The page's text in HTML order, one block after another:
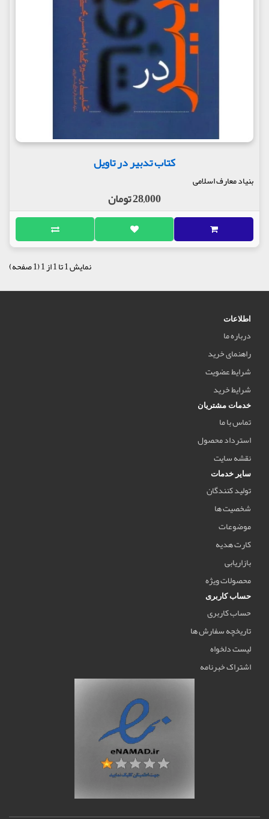
کتاب تدبیر در تاویل
بنیاد معارف اسلامی
28,000 تومان
نمایش 1 تا 1 از 1 (1 صفحه)
اطلاعات
درباره ما
راهنمای خرید
شرایط عضویت
شرایط خرید
خدمات مشتریان
تماس با ما
استرداد محصول
نقشه سایت
سایر خدمات
تولید کنندگان
شخصیت ها
موضوعات
کارت هدیه
بازاریابی
محصولات ویژه
حساب کاربری
حساب کاربری
تاریخچه سفارش ها
لیست دلخواه
اشتراک خبرنامه